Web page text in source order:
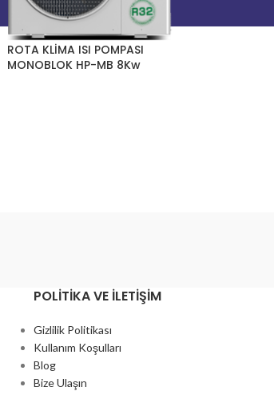
ROTA KLİMA ISI POMPASI
MONOBLOK HP-MB 8Kw
POLITIKA VE İLETIŞIM
Gizlilik Politikası
Kullanım Koşulları
Blog
Bize Ulaşın